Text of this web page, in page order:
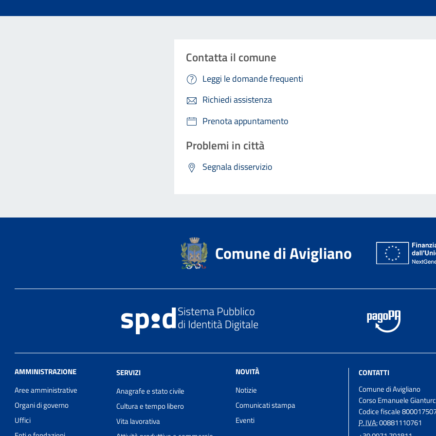
Contatta il comune
Leggi le domande frequenti
Richiedi assistenza
Prenota appuntamento
Problemi in città
Segnala disservizio
Comune di Avigliano
AMMINISTRAZIONE
Aree amministrative
Organi di governo
Uffici
SERVIZI
Anagrafe e stato civile
Cultura e tempo libero
Vita lavorativa
NOVITÀ
Notizie
Comunicati stampa
Eventi
CONTATTI
Comune di Avigliano
Corso Emanuele
Codice fiscale
P. IVA:00881110761